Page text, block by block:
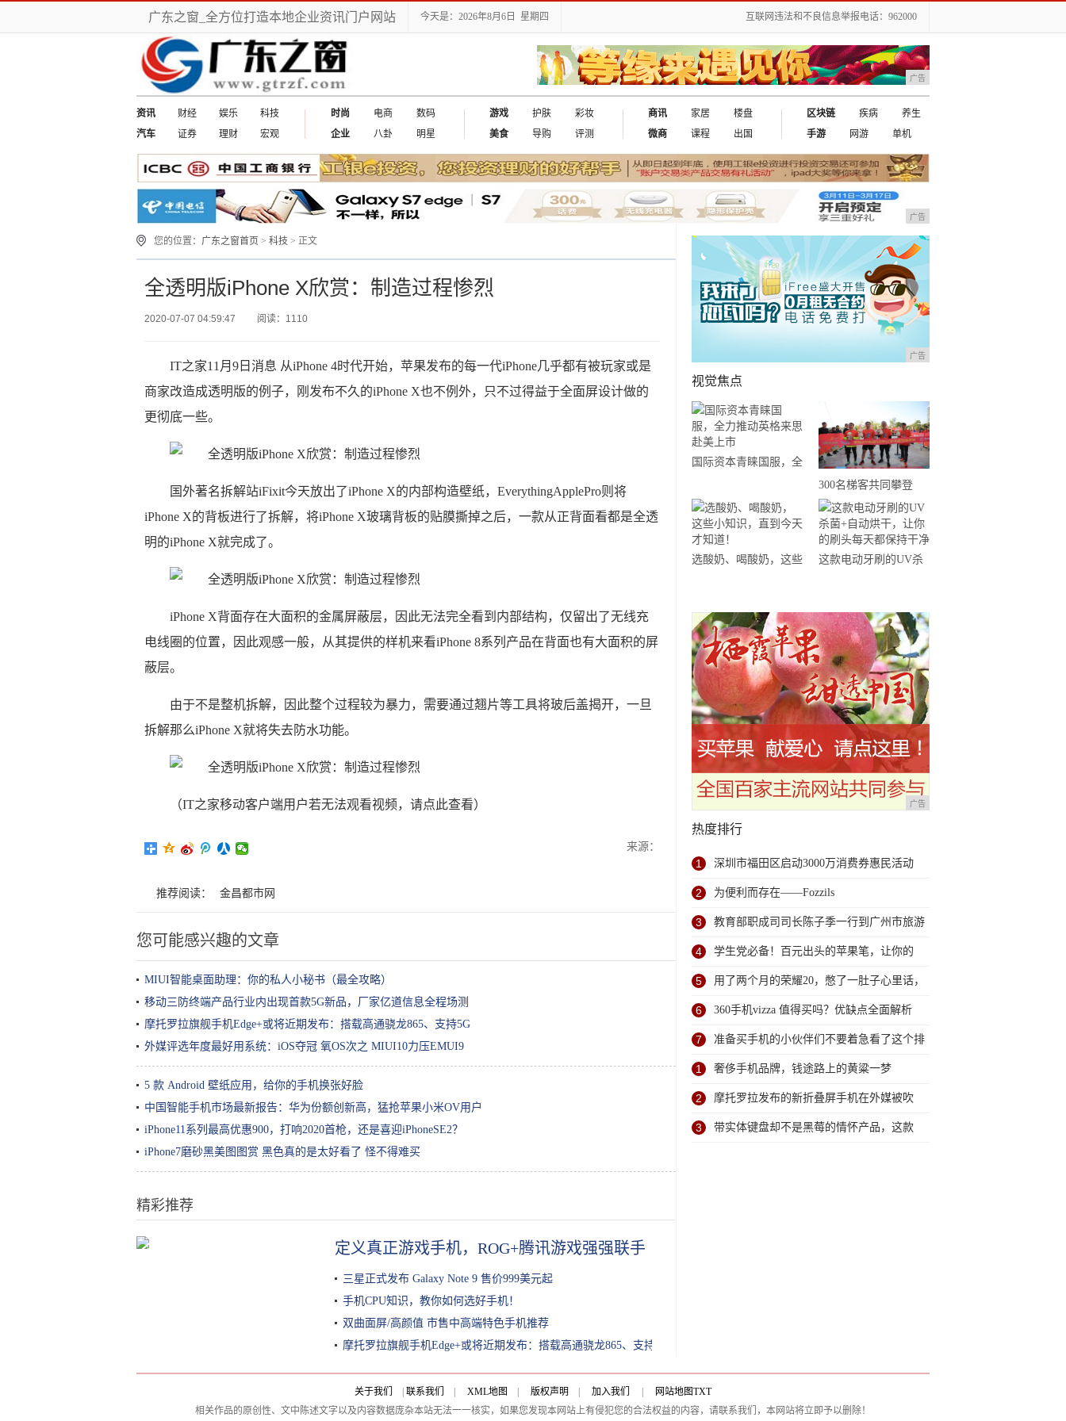
广东之窗_全方位打造本地企业资讯门户网站 今天是：2026年8月6日 星期四 互联网违法和不良信息举报电话：962000
广告
资讯 财经 娱乐
科技
汽车
证券 理财 宏观
时尚 电商
数码
企业
八卦 明星
游戏 护肤
彩妆
美食
导购 评测
商讯 家居
楼盘
微商
课程 出国
区块链 疾病
养生
手游
网游 单机
广告
您的位置： 广东之窗首页 > 科技 > 正文
全透明版iPhone X欣赏：制造过程惨烈
2020-07-07 04:59:47 阅读：1110
IT之家11月9日消息 从iPhone 4时代开始，苹果发布的每一代iPhone几乎都有被玩家或是
商家改造成透明版的例子，刚发布不久的iPhone X也不例外，只不过得益于全面屏设计做的
更彻底一些。
国外著名拆解站iFixit今天放出了iPhone X的内部构造壁纸，EverythingApplePro则将
iPhone X的背板进行了拆解，将iPhone X玻璃背板的贴膜撕掉之后，一款从正背面看都是全透
明的iPhone X就完成了。
iPhone X背面存在大面积的金属屏蔽层，因此无法完全看到内部结构，仅留出了无线充
电线圈的位置，因此观感一般，从其提供的样机来看iPhone 8系列产品在背面也有大面积的屏
蔽层。
由于不是整机拆解，因此整个过程较为暴力，需要通过翘片等工具将玻后盖揭开，一旦
拆解那么iPhone X就将失去防水功能。
（IT之家移动客户端用户若无法观看视频，请点此查看）
来源：
推荐阅读： 金昌都市网
您可能感兴趣的文章
MIUI智能桌面助理：你的私人小秘书（最全攻略）
移动三防终端产品行业内出现首款5G新品，厂家亿道信息全程场测
摩托罗拉旗舰手机Edge+或将近期发布：搭载高通骁龙865、支持5G
外媒评选年度最好用系统：iOS夺冠 氧OS次之 MIUI10力压EMUI9
5 款 Android 壁纸应用，给你的手机换张好脸
中国智能手机市场最新报告：华为份额创新高，猛抢苹果小米OV用户
iPhone11系列最高优惠900，打响2020首枪，还是喜迎iPhoneSE2？
iPhone7磨砂黑美图图赏 黑色真的是太好看了 怪不得难买
精彩推荐
10年老MC玩家才能避开的“游戏
定义真正游戏手机，ROG+腾讯游戏强强联手
三星正式发布 Galaxy Note 9 售价999美元起
手机CPU知识，教你如何选好手机！
双曲面屏/高颜值 市售中高端特色手机推荐
摩托罗拉旗舰手机Edge+或将近期发布：搭载高通骁龙865、支持5G
广告
视觉焦点
国际资本青睐国服，全
市
300名梯客共同攀登
2019国际垂直马拉松超
级精英赛顺德海骏达中
心站欢乐开跑
选酸奶、喝酸奶，这些
这款电动牙刷的UV杀
广告
热度排行
1 深圳市福田区启动3000万消费券惠民活动
2 为便利而存在——Fozzils
3 教育部职成司司长陈子季一行到广州市旅游
商务职业学校考察调研
4 学生党必备！百元出头的苹果笔，让你的
iPad成为学习神器
5 用了两个月的荣耀20，憋了一肚子心里话，
今天终于一吐为快
6 360手机vizza 值得买吗？优缺点全面解析
7 准备买手机的小伙伴们不要着急看了这个排
行榜再决定买哪款手机吧
1 奢侈手机品牌，钱途路上的黄粱一梦
2 摩托罗拉发布的新折叠屏手机在外媒被吹
爆，是不是真的那么神奇？
3 带实体键盘却不是黑莓的情怀产品，这款
关于我们 联系我们 XML地图 版权声明 加入我们 网站地图TXT
相关作品的原创性、文中陈述文字以及内容数据庞杂本站无法一一核实，如果您发现本网站上有侵犯您的合法权益的内容，请联系我们，本网站将立即予以删除！